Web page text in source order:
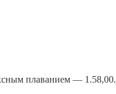
плаванием — 1.58,00.